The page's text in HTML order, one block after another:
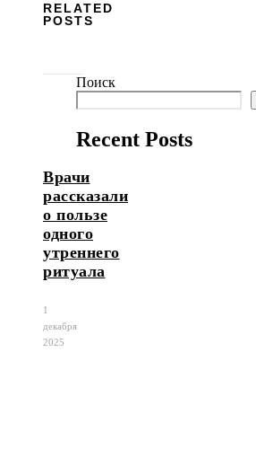
RELATED
POSTS
Врачи
рассказали
о пользе
одного
утреннего
ритуала
1
декабря
2025
Поиск
Recent Posts